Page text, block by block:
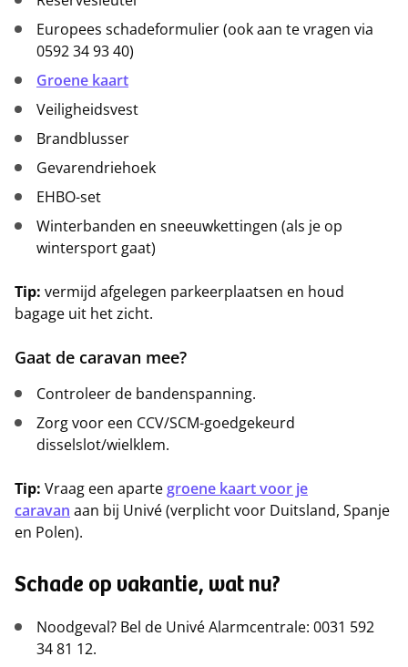
Europees schadeformulier (ook aan te vragen via
0592 34 93 40)
Groene kaart
Veiligheidsvest
Brandblusser
Gevarendriehoek
EHBO-set
Winterbanden en sneeuwkettingen (als je op
wintersport gaat)
Tip: vermijd afgelegen parkeerplaatsen en houd
bagage uit het zicht.
Gaat de caravan mee?
Controleer de bandenspanning.
Zorg voor een CCV/SCM-goedgekeurd
disselslot/wielklem.
Tip: Vraag een apartegroene kaart voor je
caravan aan bij Univé (verplicht voor Duitsland, Spanje
en Polen).
Schade op vakantie, wat nu?
Noodgeval? Bel de Univé Alarmcentrale: 0031 592
34 81 12.